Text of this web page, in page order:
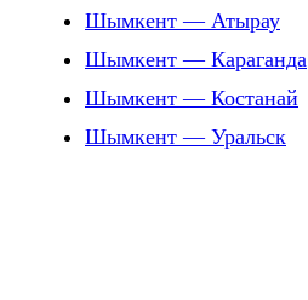
Шымкент — Атырау
Шымкент — Караганда
Шымкент — Костанай
Шымкент — Уральск